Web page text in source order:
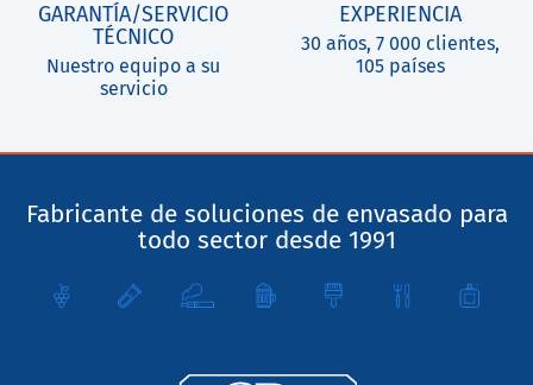
GARANTÍA/SERVICIO
TÉCNICO
Nuestro equipo a su
servicio
EXPERIENCIA
30 años, 7 000 clientes,
105 países
Fabricante de soluciones de envasado para
todo sector desde 1991